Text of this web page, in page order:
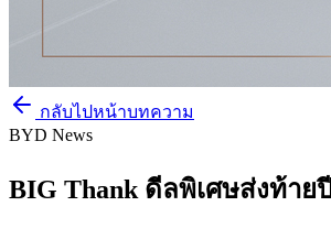
กลับไปหน้าบทความ
BYD News
BIG Thank ดีลพิเศษส่งท้ายปี